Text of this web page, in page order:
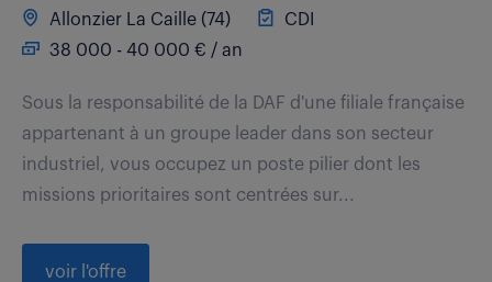
Allonzier La Caille (74)
CDI
38 000 - 40 000 € / an
Sous la responsabilité de la DAF d'une filiale française
appartenant à un groupe leader dans son secteur
industriel, vous occupez un poste pilier dont les
missions prioritaires sont centrées sur...
voir l'offre